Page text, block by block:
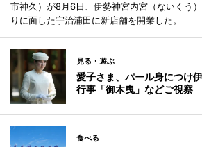
市神久）が8月6日、伊勢神宮内宮（ないくう
りに面した宇治浦田に新店舗を開業した。
見る・遊ぶ
愛子さま、パール身につけ
行事「御木曳」などご視察
食べる